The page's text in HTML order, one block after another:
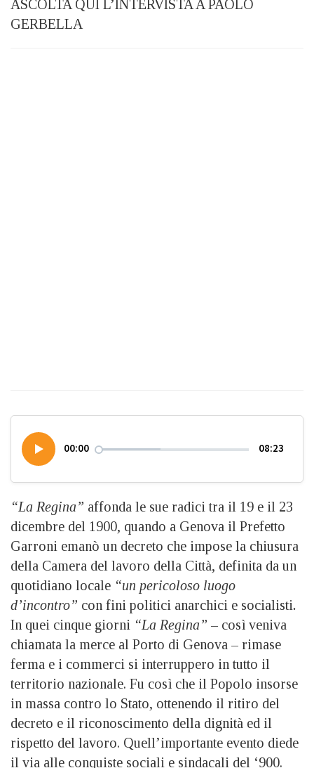
ASCOLTA QUI L’INTERVISTA A PAOLO
GERBELLA
00:00 08:23
“La Regina” affonda le sue radici tra il 19 e il 23
dicembre del 1900, quando a Genova il Prefetto
Garroni emanò un decreto che impose la chiusura
della Camera del lavoro della Città, definita da un
quotidiano locale “un pericoloso luogo
d’incontro” con fini politici anarchici e socialisti.
In quei cinque giorni “La Regina” – così veniva
chiamata la merce al Porto di Genova – rimase
ferma e i commerci si interruppero in tutto il
territorio nazionale. Fu così che il Popolo insorse
in massa contro lo Stato, ottenendo il ritiro del
decreto e il riconoscimento della dignità ed il
rispetto del lavoro. Quell’importante evento diede
il via alle conquiste sociali e sindacali del ‘900.